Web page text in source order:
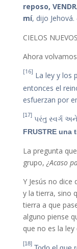
reposo,
mí, dijo Jehová.
CIELOS
Ahora
[16] La ley y los
entonces el
esfuerzan por
[17]પરંતુ સ્વર્ગ
FRUSTRE una
La pregunta
grupo, ¿Acaso
Y Jesús no dice
y la tierra, sino
tierra a que
alguno piense
que no es la
[18]Todo el que